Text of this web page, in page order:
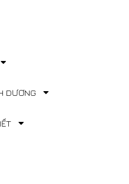
DƯƠNG